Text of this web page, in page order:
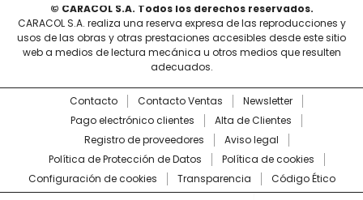
© CARACOL S.A. Todos los derechos reservados.
CARACOL S.A. realiza una reserva expresa de las reproducciones y
usos de las obras y otras prestaciones accesibles desde este sitio
web a medios de lectura mecánica u otros medios que resulten
adecuados.
Contacto Contacto Ventas
Newsletter
Pago electrónico clientes
Alta de Clientes
Registro de proveedores
Aviso legal
Política de Protección de Datos
Política de cookies
Configuración de cookies
Transparencia Código Ético